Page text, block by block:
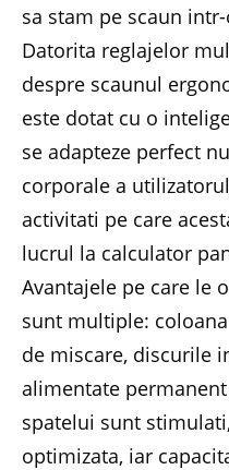
sa stam pe scaun
Datorita reglajelor
despre scaunul
este dotat cu o
se adapteze perfect
corporale a
activitati pe care
lucrul la calculator
Avantajele pe care le
sunt multiple:
de miscare, discurile
alimentate
spatelui sunt
optimizata, iar